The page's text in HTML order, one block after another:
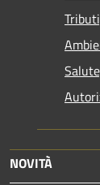
NOVITÀ